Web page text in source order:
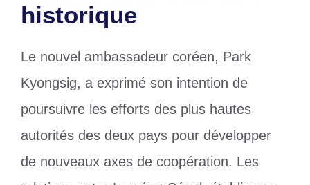
historique
Le nouvel ambassadeur coréen, Park
Kyongsig, a exprimé son intention de
poursuivre les efforts des plus hautes
autorités des deux pays pour développer
de nouveaux axes de coopération. Les